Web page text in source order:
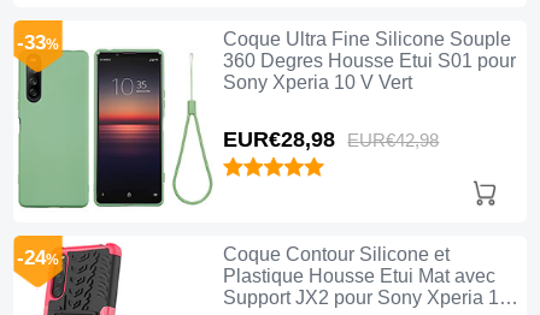
Coque Ultra Fine Silicone Souple
360 Degres Housse Etui S01 pour
Sony Xperia 10 V Vert
EUR€28,98 EUR€42,98
-33%
Coque Contour Silicone et
Plastique Housse Etui Mat avec
Support JX2 pour Sony Xperia 10
-24%